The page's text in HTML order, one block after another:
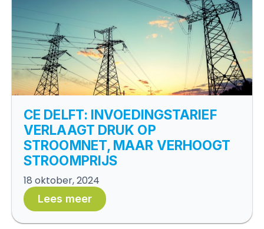
CE DELFT: INVOEDINGSTARIEF
VERLAAGT DRUK OP
STROOMNET, MAAR VERHOOGT
STROOMPRIJS
18 oktober, 2024
Lees meer